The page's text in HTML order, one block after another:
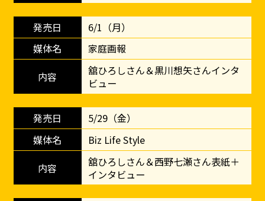
6/1（月）
家庭画報
舘ひろしさん＆黒川想矢さんインタ
ビュー
5/29（金）
Biz Life Style
舘ひろしさん＆西野七瀬さん表紙＋
インタビュー